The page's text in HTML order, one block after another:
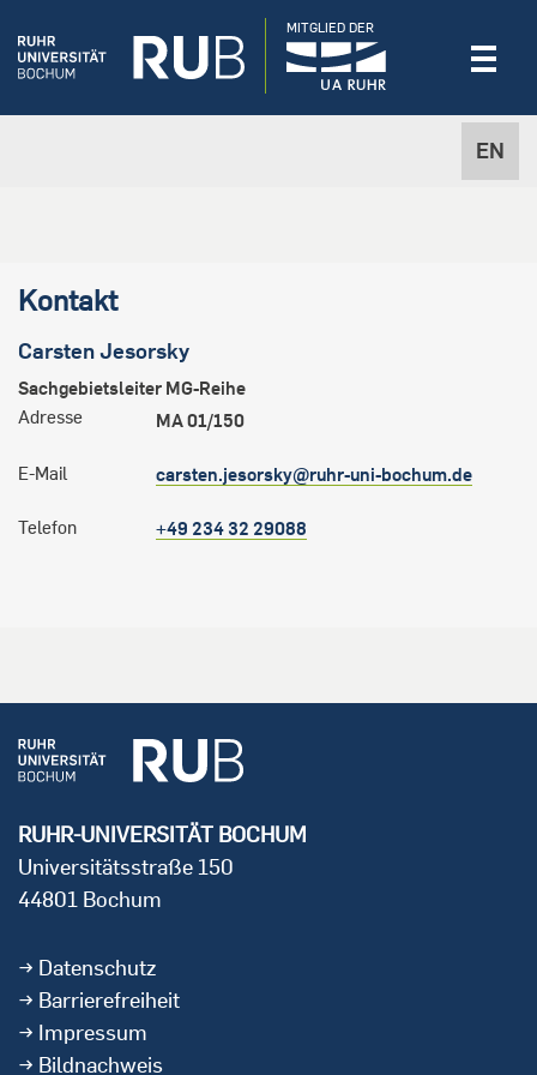
EN
MITGLIED DER
Kontakt
CarstenJesorsky
Sachgebietsleiter MG-Reihe
Adresse
MA 01/150
E-Mail carsten.jesorsky@ruhr-uni-bochum.de
Telefon +49 234 32 29088
RUHR-UNIVERSITÄT BOCHUM
Universitätsstraße 150
44801 Bochum
Datenschutz
Barrierefreiheit
Impressum
Bildnachweis